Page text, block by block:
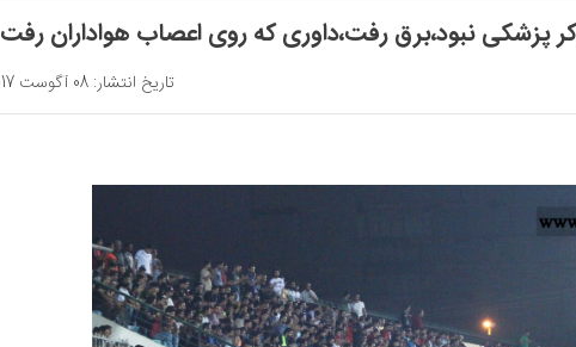
پزشکی نبود،برق رفت،داوری که روی اعصاب هواداران رفت
تاریخ انتشار: 08 آگوست 2017